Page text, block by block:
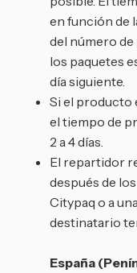
en función de
del número
los paquetes
día siguiente.
Si el producto
el tiempo de
2 a 4 días.
El repartidor
después de
Citypaq o a
destinatario
España